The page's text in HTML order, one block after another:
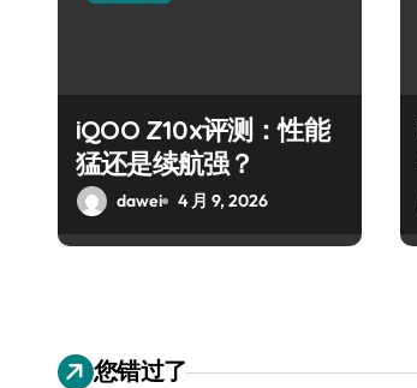
iQOO Z10x评测：性能
猛还是续航强？
dawei 4 月 9, 2026
您错过了